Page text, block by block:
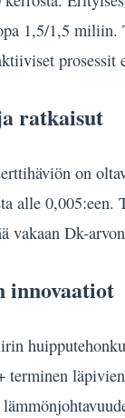
1,5/1,5 miliin.
ratkaisut
on
alle
vakaan Dk-
innovaatiot